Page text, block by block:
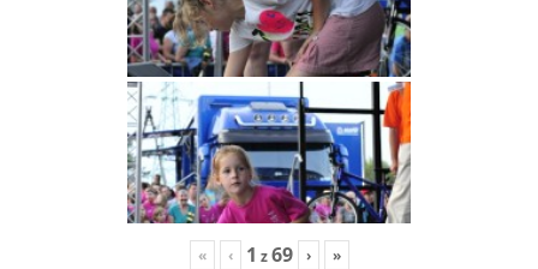
« ‹ 1 z69 › »